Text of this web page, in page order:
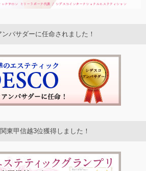
バサダーに任命されました！
東甲信越3位獲得しました！